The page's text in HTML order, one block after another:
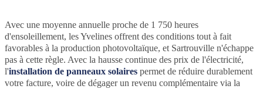
Avec une moyenne annuelle proche de 1 750 heures
d'ensoleillement, les Yvelines offrent des conditions tout à fait
favorables à la production photovoltaïque, et Sartrouville n'échappe
pas à cette règle. Avec la hausse continue des prix de l'électricité,
l'installation de panneaux solaires permet de réduire durablement
votre facture, voire de dégager un revenu complémentaire via la